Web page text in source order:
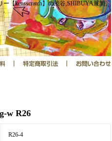
ー【kensscratch】の渋谷,SHIBUYA展開。
w R26
R26-4